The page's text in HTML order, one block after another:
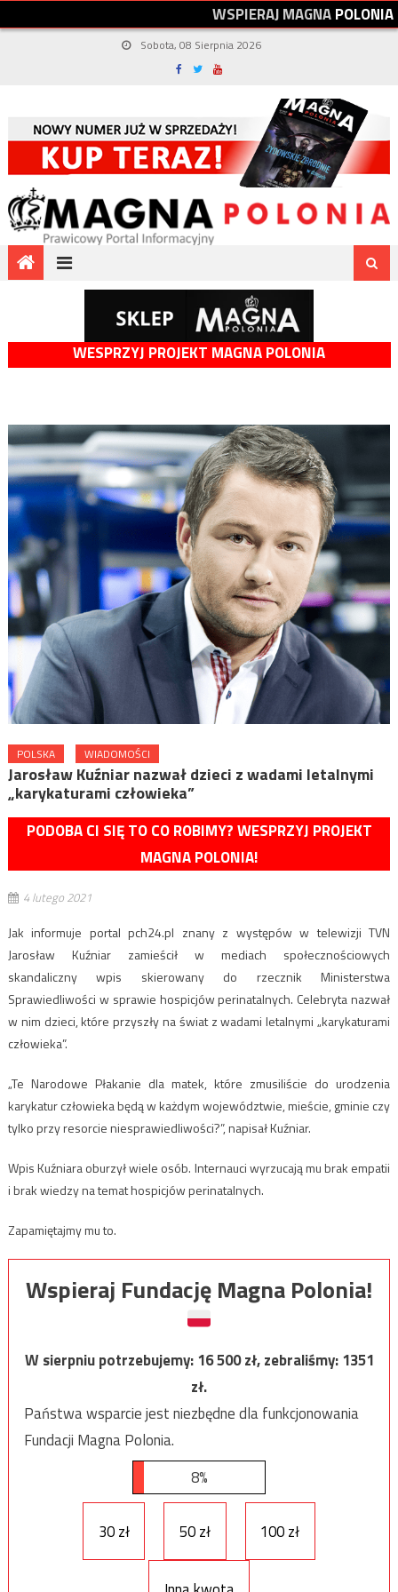
WSPIERAJMAGNAPOLONIA
Sobota, 08 Sierpnia 2026
WESPRZYJ PROJEKT MAGNA POLONIA
POLSKA WIADOMOŚCI
Jarosław Kuźniar nazwał dzieci z wadami letalnymi
„karykaturami człowieka”
PODOBA CI SIĘ TO CO ROBIMY? WESPRZYJ PROJEKT
MAGNA POLONIA!
4 lutego 2021
Jak informuje portal pch24.pl znany z występów w telewizji TVN
Jarosław Kuźniar zamieścił w mediach społecznościowych
skandaliczny wpis skierowany do rzecznik Ministerstwa
Sprawiedliwości w sprawie hospicjów perinatalnych. Celebryta nazwał
w nim dzieci, które przyszły na świat z wadami letalnymi „karykaturami
człowieka”.
„Te Narodowe Płakanie dla matek, które zmusiliście do urodzenia
karykatur człowieka będą w każdym województwie, mieście, gminie czy
tylko przy resorcie niesprawiedliwości?”, napisał Kuźniar.
Wpis Kuźniara oburzył wiele osób. Internauci wyrzucają mu brak empatii
i brak wiedzy na temat hospicjów perinatalnych.
Zapamiętajmy mu to.
Wspieraj Fundację Magna Polonia!
W sierpniu potrzebujemy:16 500zł, zebraliśmy:1351
zł.
Państwa wsparcie jest niezbędne dla funkcjonowania
Fundacji Magna Polonia.
8%
30 zł 50 zł 100 zł